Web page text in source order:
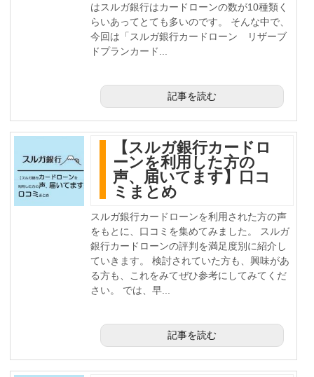
はスルガ銀行はカードローンの数が10種類く
らいあってとても多いのです。 そんな中で、
今回は「スルガ銀行カードローン リザーブ
ドプランカード...
記事を読む
【スルガ銀行カードロ
ーンを利用した方の
声、届いてます】口コ
ミまとめ
スルガ銀行カードローンを利用された方の声
をもとに、口コミを集めてみました。 スルガ
銀行カードローンの評判を満足度別に紹介し
ていきます。 検討されていた方も、興味があ
る方も、これをみてぜひ参考にしてみてくだ
さい。 では、早...
記事を読む